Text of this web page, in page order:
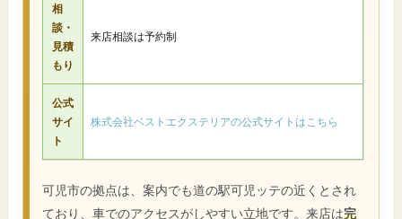
相
談・
見積
もり
来店相談は予約制
公式
サイ
ト
株式会社ベストエクステリアの公式サイトはこちら
可児市の拠点は、案内でも道の駅可児ッテの近くとされ
ており、車でのアクセスがしやすい立地です。来店は完